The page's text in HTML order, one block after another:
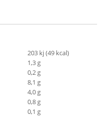
203 kj (49 kcal)
1,3 g
0,2 g
8,1 g
4,0 g
0,8 g
0,1 g